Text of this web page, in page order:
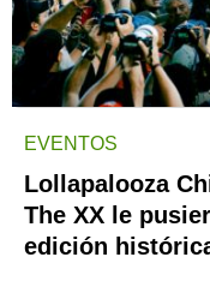
EVENTOS
Lollapalooza
The XX le
edición